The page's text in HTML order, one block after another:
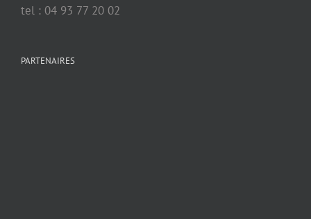
tel : 04 93 77 20 02
PARTENAIRES